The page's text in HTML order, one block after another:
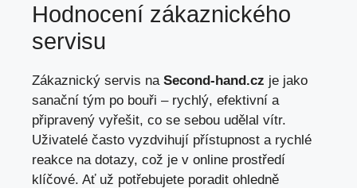
Hodnocení zákaznického
servisu
Zákaznický servis na Second-hand.cz je jako
sanační tým po bouři – rychlý, efektivní a
připravený vyřešit, co se sebou udělal vítr.
Uživatelé často vyzdvihují přístupnost a rychlé
reakce na dotazy, což je v online prostředí
klíčové. Ať už potřebujete poradit ohledně